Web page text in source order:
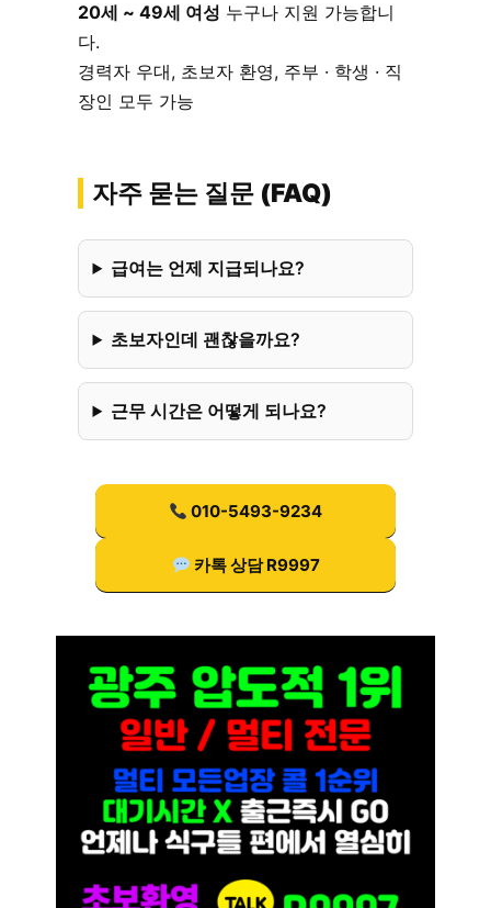
20세 ~ 49세 여성 누구나 지원 가능합니
다.
경력자 우대, 초보자 환영, 주부 · 학생 · 직
장인 모두 가능
자주 묻는 질문 (FAQ)
급여는 언제 지급되나요?
초보자인데 괜찮을까요?
근무 시간은 어떻게 되나요?
010-5493-9234
카톡 상담 R9997